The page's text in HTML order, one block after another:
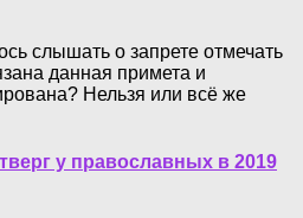
слышать о запрете отмечать
данная примета и
Нельзя или всё же
у православных в 2019